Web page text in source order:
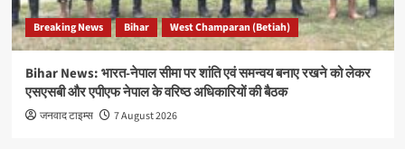
Breaking News Bihar West Champaran (Betiah)
Bihar News: भारत-नेपाल सीमा पर शांति एवं समन्वय बनाए रखने को लेकर
एसएसबी और एपीएफ नेपाल के वरिष्ठ अधिकारियों की बैठक
जनवाद टाइम्स 7 August 2026